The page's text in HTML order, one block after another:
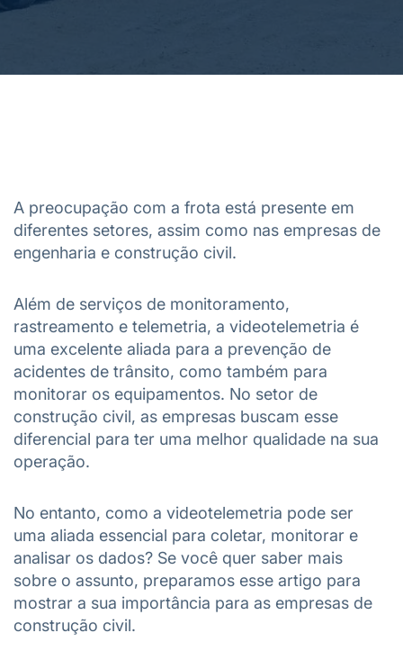
A preocupação com a frota está presente em
diferentes setores, assim como nas empresas de
engenharia e construção civil.
Além de serviços de monitoramento,
rastreamento e telemetria, a videotelemetria é
uma excelente aliada para a prevenção de
acidentes de trânsito, como também para
monitorar os equipamentos. No setor de
construção civil, as empresas buscam esse
diferencial para ter uma melhor qualidade na sua
operação.
No entanto, como a videotelemetria pode ser
uma aliada essencial para coletar, monitorar e
analisar os dados? Se você quer saber mais
sobre o assunto, preparamos esse artigo para
mostrar a sua importância para as empresas de
construção civil.